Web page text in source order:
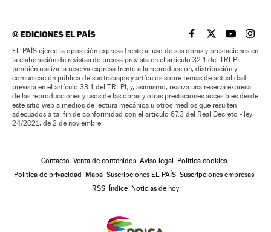
©EDICIONES EL PAÍS EL PAÍS BRASIL EN
EL PAÍSEL PAÍS
EL
EL PAÍS ejerce la oposición expresa frente al uso de sus obras y prestaciones en
la elaboración de revistas de prensa prevista en el artículo 32.1 del TRLPI;
también realiza la reserva expresa frente a la reproducción, distribución y
comunicación pública de sus trabajos y artículos sobre temas de actualidad
prevista en el artículo 33.1 del TRLPI; y, asimismo, realiza una reserva expresa
de las reproducciones y usos de las obras y otras prestaciones accesibles desde
este sitio web a medios de lectura mecánica u otros medios que resulten
adecuados a tal fin de conformidad con el artículo 67.3 del Real Decreto - ley
24/2021, de 2 de noviembre
Contacto Venta de contenidos Aviso legal
Política cookies
Política de privacidad
Mapa Suscripciones EL PAÍS Suscripciones empresas
RSS
Índice Noticias de hoy